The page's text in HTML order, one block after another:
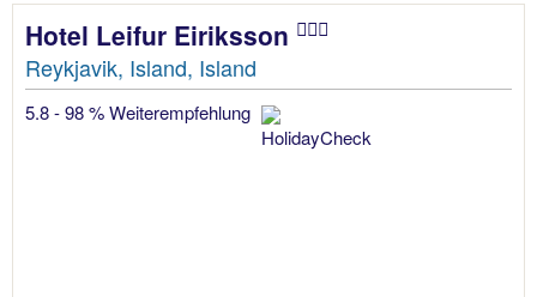
Hotel Leifur Eiriksson
Reykjavik, Island, Island
5.8 - 98 % Weiterempfehlung